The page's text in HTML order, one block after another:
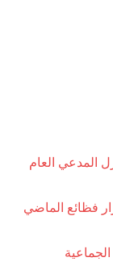
المدعي العام
فظائع الماضي